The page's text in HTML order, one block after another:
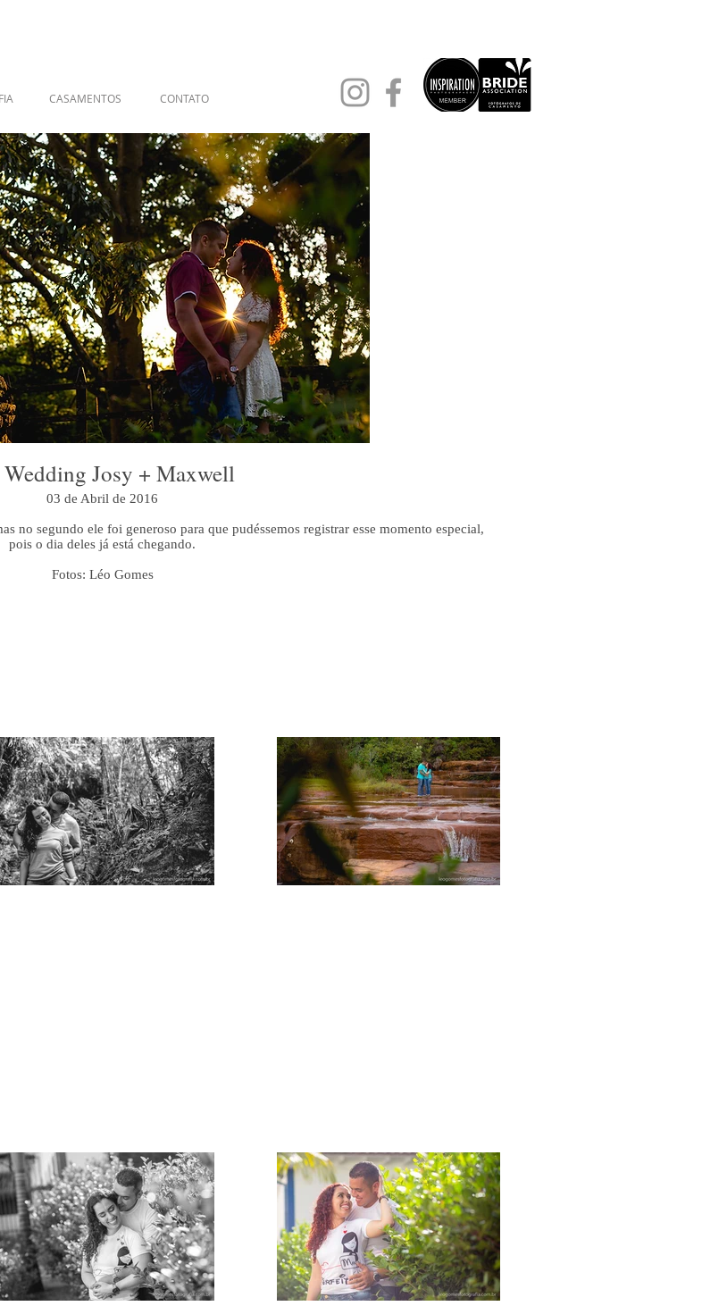
CASAMENTOS CONTATO
Wedding Josy + Maxwell
03 de Abril de 2016
no segundo ele foi generoso para que pudéssemos registrar esse momento especial,
pois o dia deles já está chegando.
Fotos: Léo Gomes